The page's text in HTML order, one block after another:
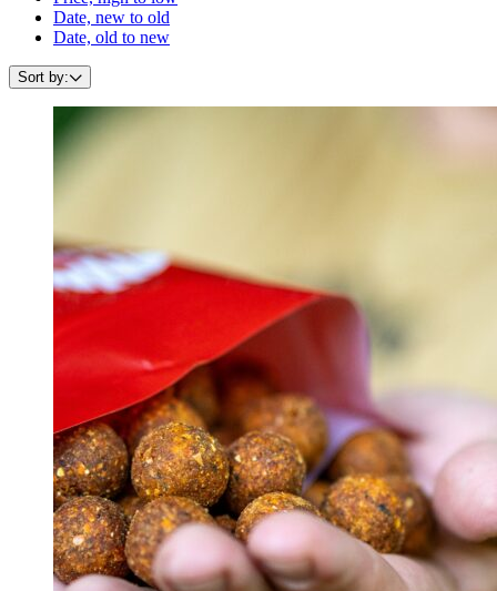
Date, new to old
Date, old to new
Sort by: